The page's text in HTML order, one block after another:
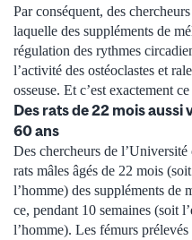
Par conséquent, des
laquelle des suppléments de
régulation des rythmes
l’activité des ostéoclastes et
osseuse. Et c’est exactement
Des rats de 22 mois aussi
60 ans
Des chercheurs de
rats mâles âgés de 22 mois
l’homme) des suppléments de
ce, pendant 10 semaines (soit
l’homme). Les fémurs